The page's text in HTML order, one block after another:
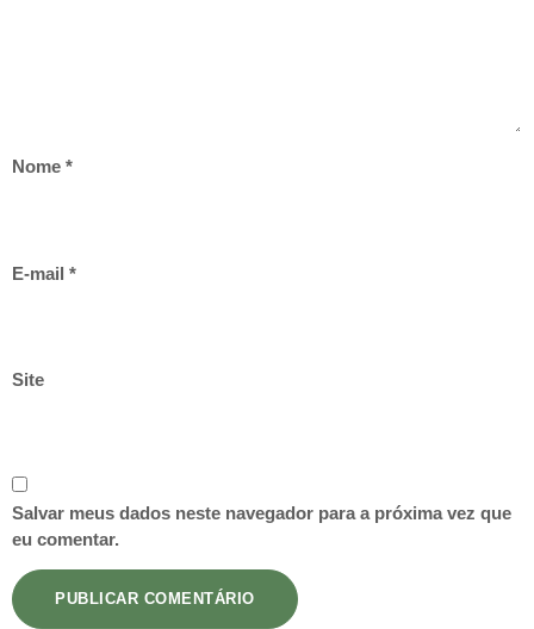
Nome *
E-mail *
Site
Salvar meus dados neste navegador para a próxima vez que
eu comentar.